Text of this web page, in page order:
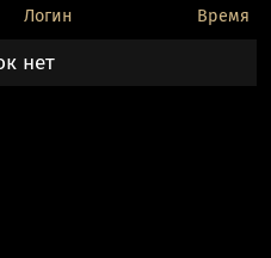
Логин Время
нет